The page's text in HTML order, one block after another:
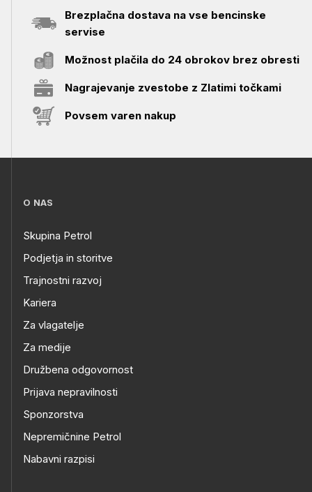
Brezplačna dostava na vse bencinske
servise
Možnost plačila do 24 obrokov brez obresti
Nagrajevanje zvestobe z Zlatimi točkami
Povsem varen nakup
O NAS
Skupina Petrol
Podjetja in storitve
Trajnostni razvoj
Kariera
Za vlagatelje
Za medije
Družbena odgovornost
Prijava nepravilnosti
Sponzorstva
Nepremičnine Petrol
Nabavni razpisi